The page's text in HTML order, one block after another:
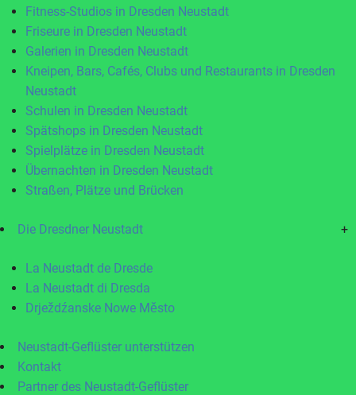
Fitness-Studios in Dresden Neustadt
Friseure in Dresden Neustadt
Galerien in Dresden Neustadt
Kneipen, Bars, Cafés, Clubs und Restaurants in Dresden
Neustadt
Schulen in Dresden Neustadt
Spätshops in Dresden Neustadt
Spielplätze in Dresden Neustadt
Übernachten in Dresden Neustadt
Straßen, Plätze und Brücken
Die Dresdner Neustadt +
La Neustadt de Dresde
La Neustadt di Dresda
Drježdźanske Nowe Město
Neustadt-Geflüster unterstützen
Kontakt
Partner des Neustadt-Geflüster